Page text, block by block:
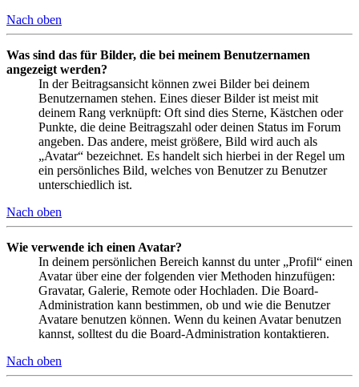
Nach oben
Was sind das für Bilder, die bei meinem Benutzernamen
angezeigt werden?
In der Beitragsansicht können zwei Bilder bei deinem
Benutzernamen stehen. Eines dieser Bilder ist meist mit
deinem Rang verknüpft: Oft sind dies Sterne, Kästchen oder
Punkte, die deine Beitragszahl oder deinen Status im Forum
angeben. Das andere, meist größere, Bild wird auch als
„Avatar“ bezeichnet. Es handelt sich hierbei in der Regel um
ein persönliches Bild, welches von Benutzer zu Benutzer
unterschiedlich ist.
Nach oben
Wie verwende ich einen Avatar?
In deinem persönlichen Bereich kannst du unter „Profil“ einen
Avatar über eine der folgenden vier Methoden hinzufügen:
Gravatar, Galerie, Remote oder Hochladen. Die Board-
Administration kann bestimmen, ob und wie die Benutzer
Avatare benutzen können. Wenn du keinen Avatar benutzen
kannst, solltest du die Board-Administration kontaktieren.
Nach oben